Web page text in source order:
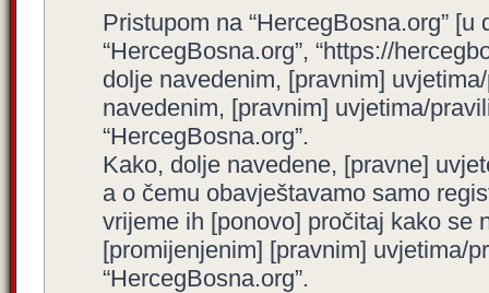
Pristupom na “HercegBosna.org” [u
“HercegBosna.org”, “https://
dolje navedenim, [pravnim]
navedenim, [pravnim] uvjetima/
“HercegBosna.org”.
Kako, dolje navedene, [pravne]
a o čemu obavještavamo samo
vrijeme ih [ponovo] pročitaj kako se
[promijenjenim] [pravnim] uvjetima/
“HercegBosna.org”.